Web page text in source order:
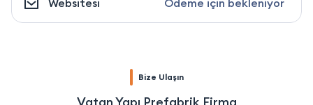
Bize Ulaşın
Vatan Yapı Prefabrik Firma